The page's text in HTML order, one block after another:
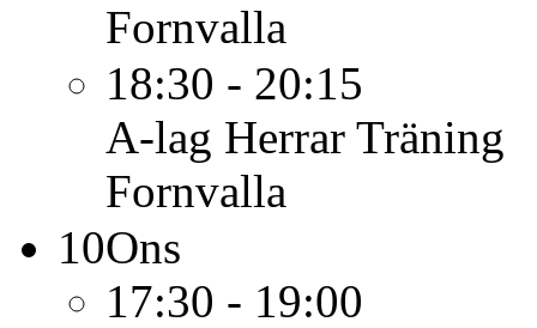
Fornvalla
18:30 - 20:15
A-lag Herrar Träning
Fornvalla
10Ons
17:30 - 19:00